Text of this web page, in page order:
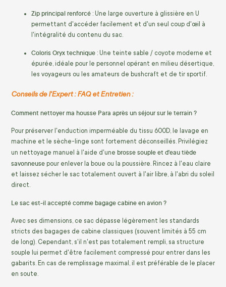
Zip principal renforcé : Une large ouverture à glissière en U
permettant d'accéder facilement et d'un seul coup d'œil à
l'intégralité du contenu du sac.
Coloris Oryx technique : Une teinte sable / coyote moderne et
épurée, idéale pour le personnel opérant en milieu désertique,
les voyageurs ou les amateurs de bushcraft et de tir sportif.
Conseils de l'Expert : FAQ et Entretien :
Comment nettoyer ma housse Para après un séjour sur le terrain ?
Pour préserver l'enduction imperméable du tissu 600D, le lavage en
machine et le sèche-linge sont fortement déconseillés. Privilégiez
un nettoyage manuel à l'aide d'une brosse souple et d'eau tiède
savonneuse pour enlever la boue ou la poussière. Rincez à l'eau claire
et laissez sécher le sac totalement ouvert à l'air libre, à l'abri du soleil
direct.
Le sac est-il accepté comme bagage cabine en avion ?
Avec ses dimensions, ce sac dépasse légèrement les standards
stricts des bagages de cabine classiques (souvent limités à 55 cm
de long). Cependant, s'il n'est pas totalement rempli, sa structure
souple lui permet d'être facilement compressé pour entrer dans les
gabarits. En cas de remplissage maximal, il est préférable de le placer
en soute.